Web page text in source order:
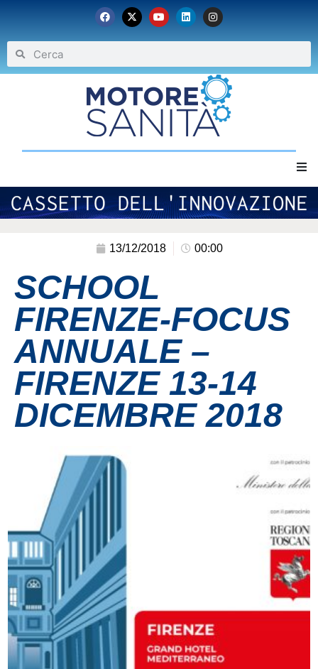
Home
Eventi
Archivio
Contatti
Grandi eventi
Ospedale Virtuale
MotoRare
13/12/2018 00:00
SCHOOL
FIRENZE-FOCUS
ANNUALE –
FIRENZE 13-14
DICEMBRE 2018